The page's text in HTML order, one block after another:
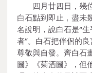
四月廿四日，幾
白石點到即止，盡未
名說明，說白石是“
者”。白石把伴侶的
尊敬與自發。齊白石
圖》《菊酒圖》，但